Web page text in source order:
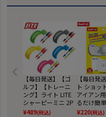
【毎日発送】【ゴ
ルフ】【トレーニ
ング】ライト LITE
シャーピーミニ 2P
&ライナー X-1
¥489(税込)
【毎日発
ト ショッ
アイアン
るだけ簡
TE GOLF
¥220(税込)